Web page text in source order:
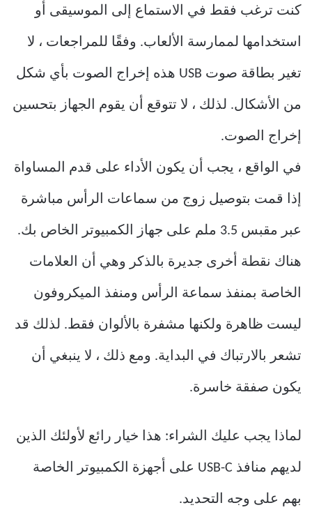
كنت ترغب فقط في الاستماع إلى الموسيقى أو
استخدامها لممارسة الألعاب. وفقًا للمراجعات ، لا
تغير بطاقة صوت USB هذه إخراج الصوت بأي شكل
من الأشكال. لذلك ، لا تتوقع أن يقوم الجهاز بتحسين
إخراج الصوت.
في الواقع ، يجب أن يكون الأداء على قدم المساواة
إذا قمت بتوصيل زوج من سماعات الرأس مباشرة
عبر مقبس 3.5 ملم على جهاز الكمبيوتر الخاص بك.
هناك نقطة أخرى جديرة بالذكر وهي أن العلامات
الخاصة بمنفذ سماعة الرأس ومنفذ الميكروفون
ليست ظاهرة ولكنها مشفرة بالألوان فقط. لذلك قد
تشعر بالارتباك في البداية. ومع ذلك ، لا ينبغي أن
يكون صفقة خاسرة.
لماذا يجب عليك الشراء: هذا خيار رائع لأولئك الذين
لديهم منافذ USB-C على أجهزة الكمبيوتر الخاصة
بهم على وجه التحديد.